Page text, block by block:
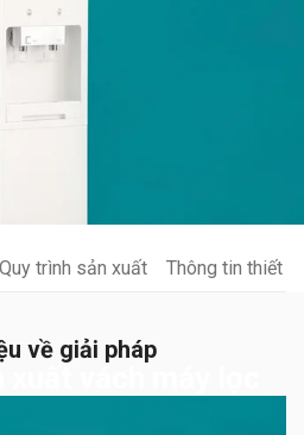
Quy trình sản xuất Thông tin thiết bị
về giải pháp